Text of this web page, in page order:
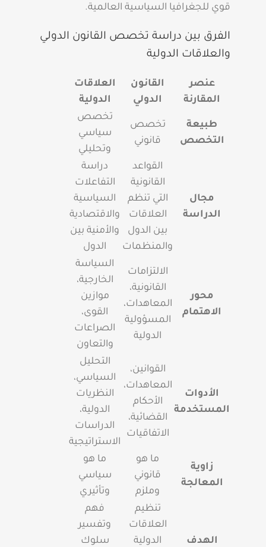
قوي للجغرافيا السياسية العالمية.
الفرق بين دراسة تخصص القانون الدولي
والعلاقات الدولية
عنصر
المقارنة
القانون
الدولي
العلاقات
الدولية
طبيعة
التخصص
تخصص
قانوني
تخصص
سياسي
وتحليلي
مجال
الدراسة
القواعد
القانونية
التي تنظم
العلاقات
بين الدول
والمنظمات
دراسة
التفاعلات
السياسية
والاقتصادية
والأمنية بين
الدول
محور
الاهتمام
الالتزامات
القانونية،
المعاهدات،
المسؤولية
الدولية
السياسة
الخارجية،
موازين
القوى،
الصراعات
والتعاون
الأدوات
المستخدمة
القوانين،
المعاهدات،
الأحكام
القضائية،
الاتفاقيات
التحليل
السياسي،
النظريات
الدولية،
الدراسات
الاستراتيجية
زاوية
المعالجة
ما هو
قانوني
وملزم
ما هو
سياسي
وتأثيري
الهدف
تنظيم
العلاقات
الدولية
فهم
وتفسير
سلوك